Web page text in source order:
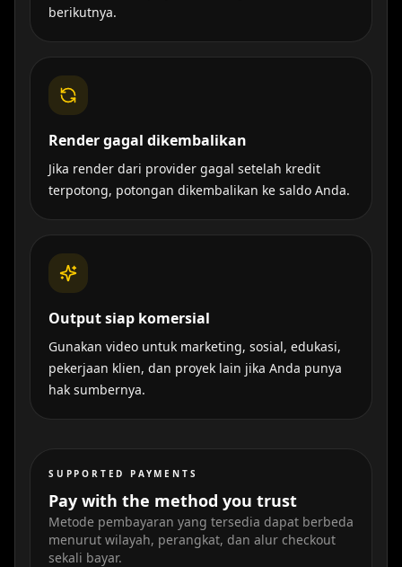
berikutnya.
Render gagal dikembalikan
Jika render dari provider gagal setelah kredit
terpotong, potongan dikembalikan ke saldo Anda.
Output siap komersial
Gunakan video untuk marketing, sosial, edukasi,
pekerjaan klien, dan proyek lain jika Anda punya
hak sumbernya.
SUPPORTED PAYMENTS
Pay with the method you trust
Metode pembayaran yang tersedia dapat berbeda
menurut wilayah, perangkat, dan alur checkout
sekali bayar.